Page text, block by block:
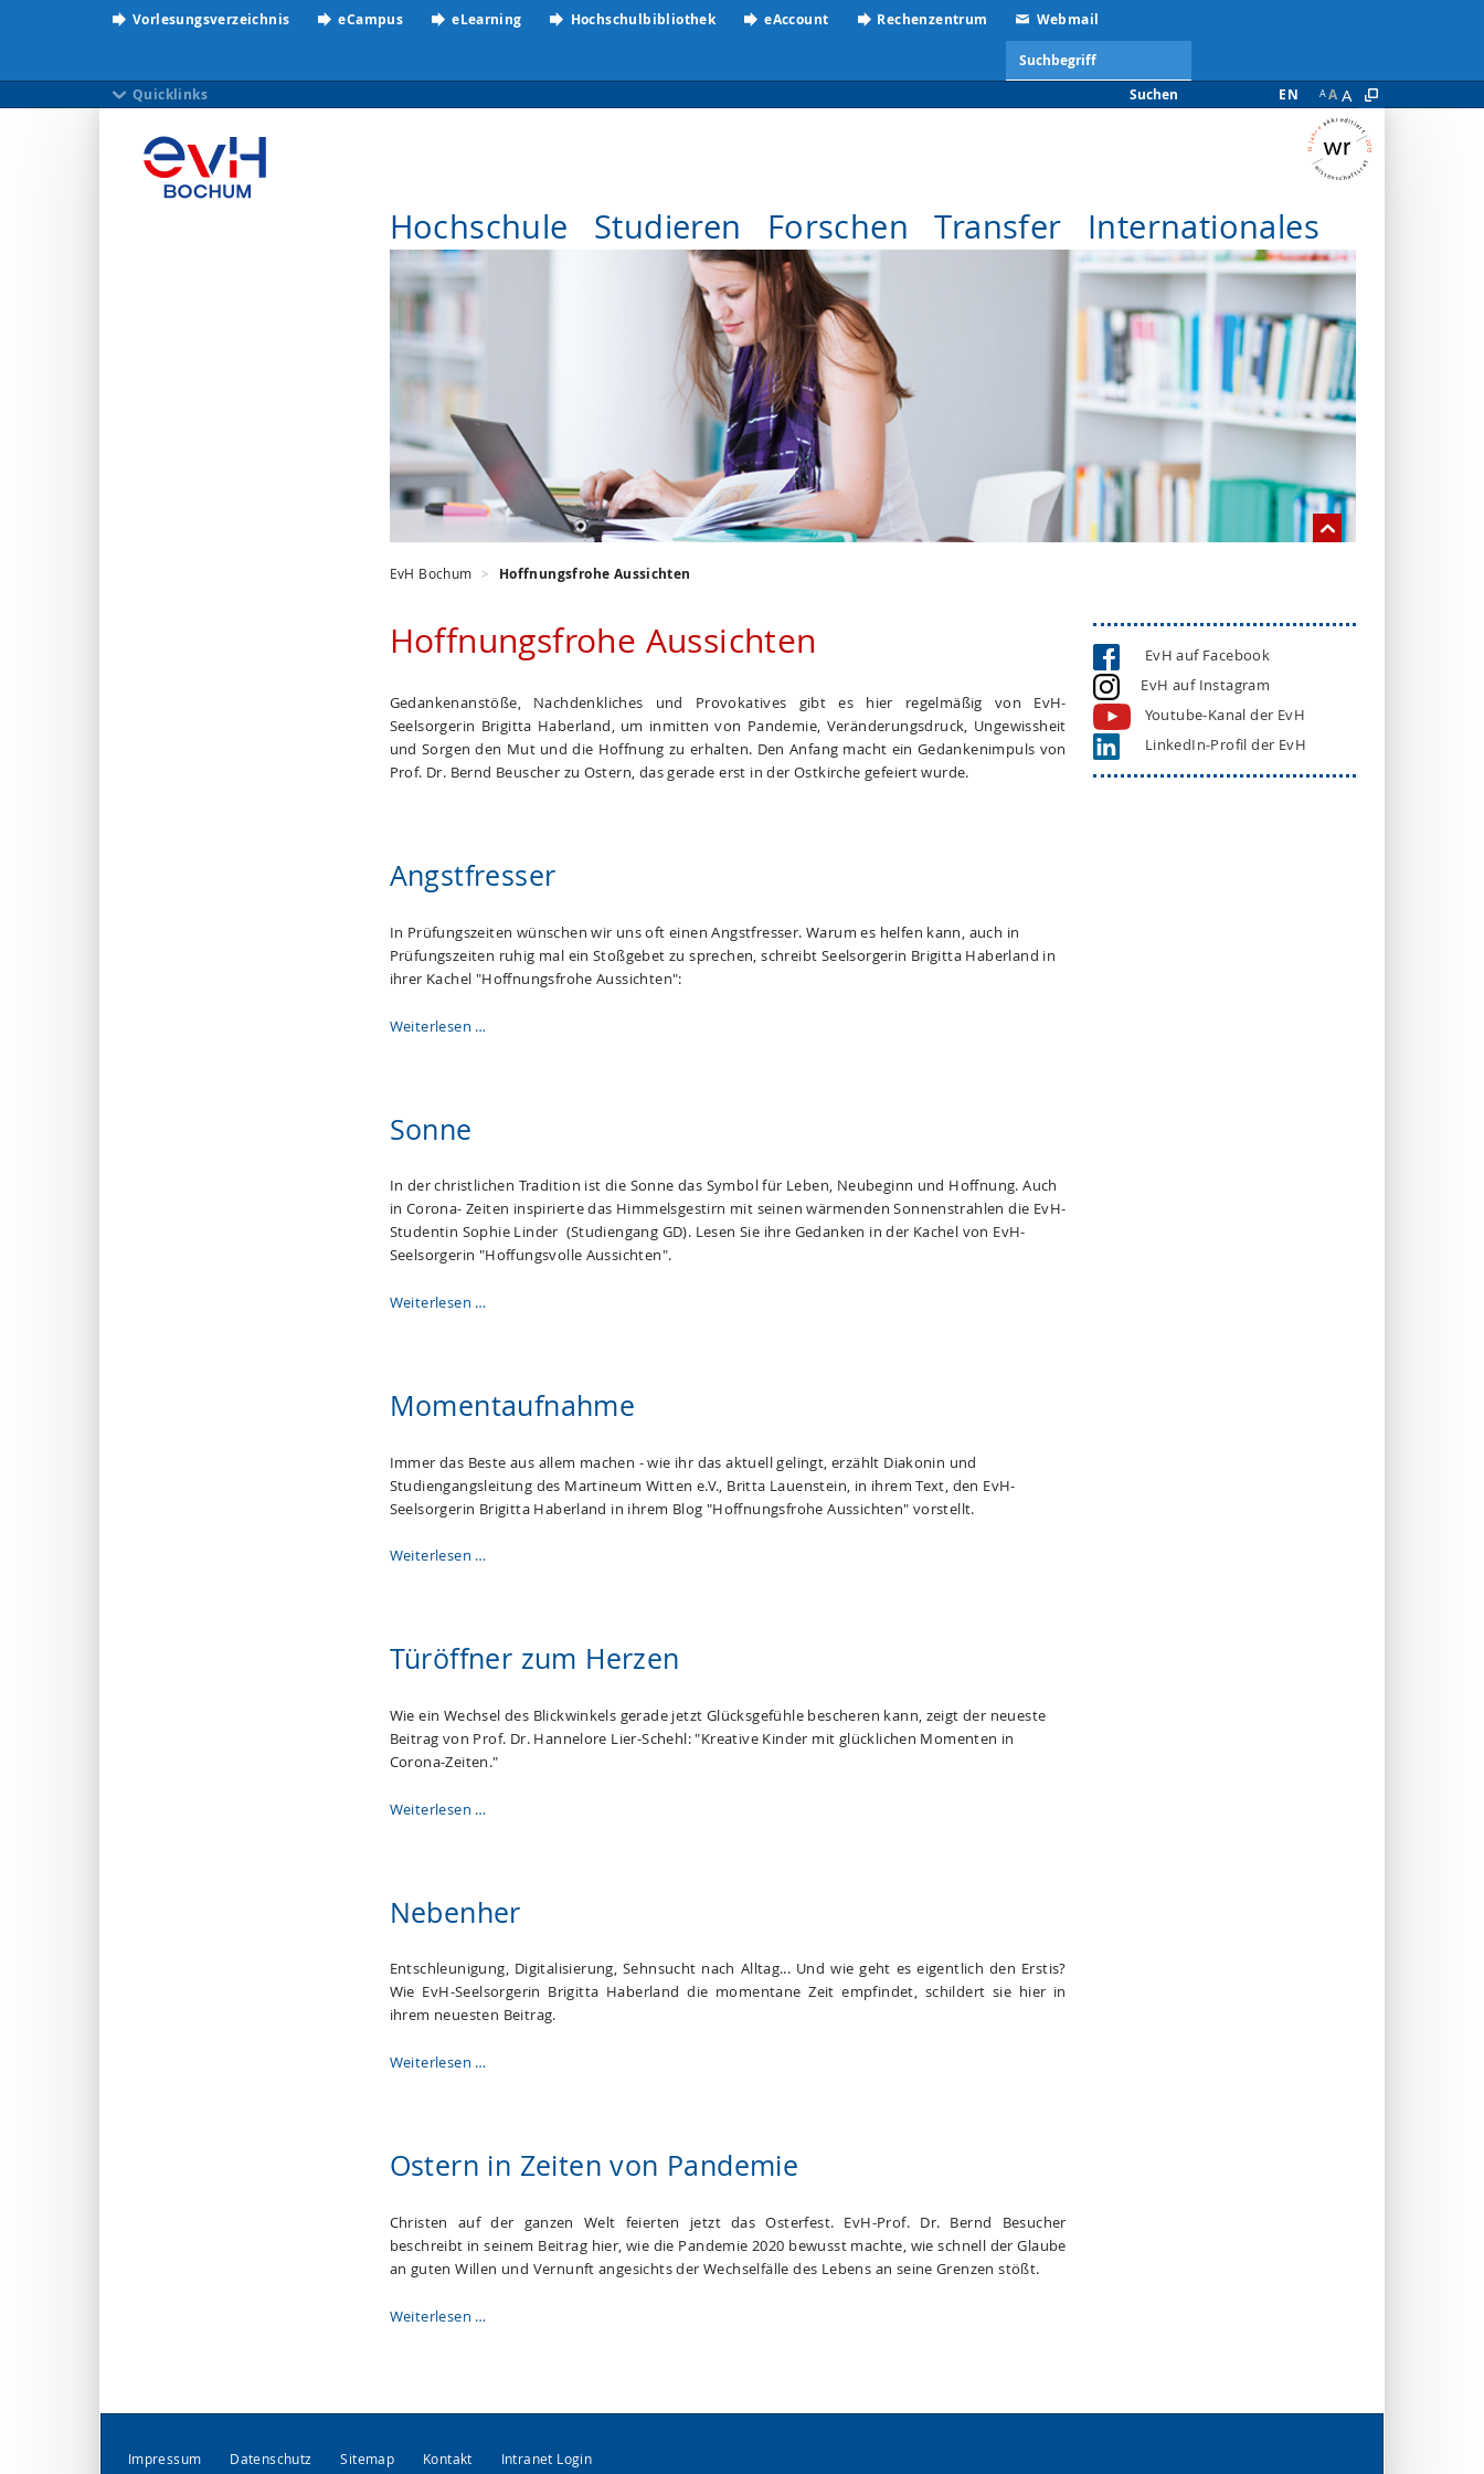
Vorlesungsverzeichnis eCampus eLearning Hochschulbibliothek eAccount Rechenzentrum Webmail
Suchen
Quicklinks EN A A A
Hochschule Studieren Forschen Transfer Internationales
EvH Bochum Hoffnungsfrohe Aussichten
Hoffnungsfrohe Aussichten
Gedankenanstöße, Nachdenkliches und Provokatives gibt es hier regelmäßig von EvH-
Seelsorgerin Brigitta Haberland, um inmitten von Pandemie, Veränderungsdruck, Ungewissheit
und Sorgen den Mut und die Hoffnung zu erhalten. Den Anfang macht ein Gedankenimpuls von
Prof. Dr. Bernd Beuscher zu Ostern, das gerade erst in der Ostkirche gefeiert wurde.
Angstfresser
In Prüfungszeiten wünschen wir uns oft einen Angstfresser. Warum es helfen kann, auch in
Prüfungszeiten ruhig mal ein Stoßgebet zu sprechen, schreibt Seelsorgerin Brigitta Haberland in
ihrer Kachel "Hoffnungsfrohe Aussichten":
Weiterlesen …
Sonne
In der christlichen Tradition ist die Sonne das Symbol für Leben, Neubeginn und Hoffnung. Auch
in Corona- Zeiten inspirierte das Himmelsgestirn mit seinen wärmenden Sonnenstrahlen die EvH-
Studentin Sophie Linder (Studiengang GD). Lesen Sie ihre Gedanken in der Kachel von EvH-
Seelsorgerin "Hoffungsvolle Aussichten".
Weiterlesen …
Momentaufnahme
Immer das Beste aus allem machen - wie ihr das aktuell gelingt, erzählt Diakonin und
Studiengangsleitung des Martineum Witten e.V., Britta Lauenstein, in ihrem Text, den EvH-
Seelsorgerin Brigitta Haberland in ihrem Blog "Hoffnungsfrohe Aussichten" vorstellt.
Weiterlesen …
Türöffner zum Herzen
Wie ein Wechsel des Blickwinkels gerade jetzt Glücksgefühle bescheren kann, zeigt der neueste
Beitrag von Prof. Dr. Hannelore Lier-Schehl: "Kreative Kinder mit glücklichen Momenten in
Corona-Zeiten."
Weiterlesen …
Nebenher
Entschleunigung, Digitalisierung, Sehnsucht nach Alltag... Und wie geht es eigentlich den Erstis?
Wie EvH-Seelsorgerin Brigitta Haberland die momentane Zeit empfindet, schildert sie hier in
ihrem neuesten Beitrag.
Weiterlesen …
Ostern in Zeiten von Pandemie
Christen auf der ganzen Welt feierten jetzt das Osterfest. EvH-Prof. Dr. Bernd Besucher
beschreibt in seinem Beitrag hier, wie die Pandemie 2020 bewusst machte, wie schnell der Glaube
an guten Willen und Vernunft angesichts der Wechselfälle des Lebens an seine Grenzen stößt.
Weiterlesen …
EvH auf Facebook
EvH auf Instagram
Youtube-Kanal der EvH
LinkedIn-Profil der EvH
Impressum Datenschutz Sitemap Kontakt Intranet Login